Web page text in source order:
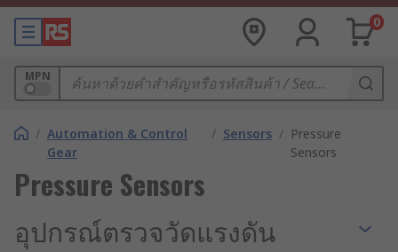
0
MPN
/ Automation & Control
Gear
/ Sensors / Pressure
Sensors
Pressure Sensors
อุปกรณ์ตรวจวัดแรงดัน